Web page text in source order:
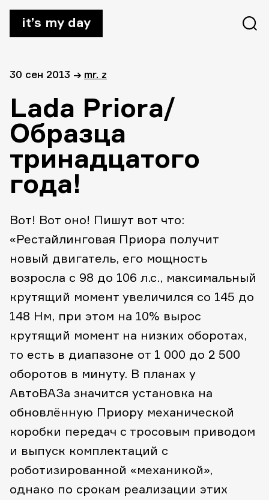
it’s my day
30 сен 2013 → mr. z
Lada Priora/
Образца
тринадцатого
года!
Вот! Вот оно! Пишут вот что:
«Рестайлинговая Приора получит
новый двигатель, его мощность
возросла с 98 до 106 л.с., максимальный
крутящий момент увеличился со 145 до
148 Нм, при этом на 10% вырос
крутящий момент на низких оборотах,
то есть в диапазоне от 1 000 до 2 500
оборотов в минуту. В планах у
АвтоВАЗа значится установка на
обновлённую Приору механической
коробки передач с тросовым приводом
и выпуск комплектаций с
роботизированной «механикой»,
однако по срокам реализации этих